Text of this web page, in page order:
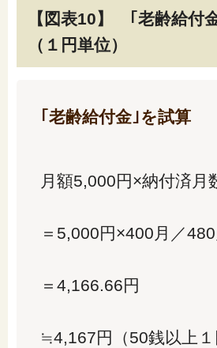
【図表10】 ｢老齢給付
（１円単位）
｢老齢給付金｣を試算
月額5,000円×納付済月
＝5,000円×400月／480
＝4,166.66円
≒4,167円（50銭以上